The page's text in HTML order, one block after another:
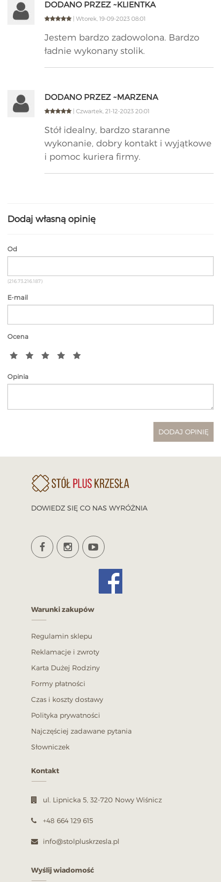
DODANO PRZEZ ~KLIENTKA
| Wtorek, 19-09-2023 08:01
Jestem bardzo zadowolona. Bardzo
ładnie wykonany stolik.
DODANO PRZEZ ~MARZENA
| Czwartek, 21-12-2023 20:01
Stół idealny, bardzo staranne
wykonanie, dobry kontakt i wyjątkowe
i pomoc kuriera firmy.
Dodaj własną opinię
Od
(216.73.216.187)
E-mail
Ocena
Opinia
DOWIEDZ SIĘ CO NAS WYRÓŻNIA
Warunki zakupów
Regulamin sklepu
Reklamacje i zwroty
Karta Dużej Rodziny
Formy płatności
Czas i koszty dostawy
Polityka prywatności
Najczęściej zadawane pytania
Słowniczek
Kontakt
ul. Lipnicka 5, 32-720 Nowy Wiśnicz
+48 664 129 615
info@stolpluskrzesla.pl
Wyślij wiadomość